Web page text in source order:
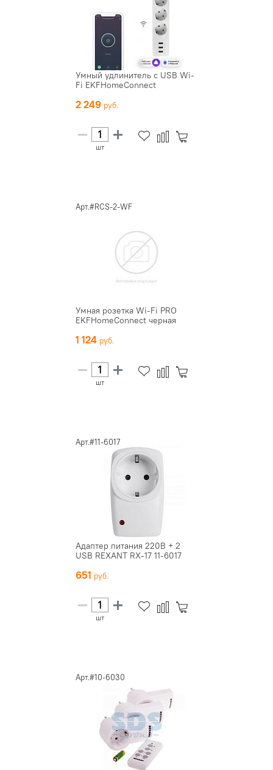
Умный удлинитель c USB Wi-
Fi EKFHomeConnect
2 249
шт
Арт.#RCS-2-WF
Умная розетка Wi-Fi PRO
EKFHomeСonnect черная
1 124
шт
Арт.#11-6017
Адаптер питания 220В + 2
USB REXANT RX-17 11-6017
651
шт
Арт.#10-6030